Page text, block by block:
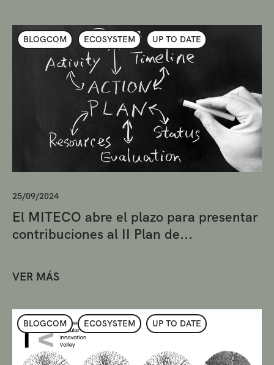
BLOGCOM ECOSYSTEM UP TO DATE
25/09/2024
El MITECO abre el plazo para presentar
contribuciones al II Plan de...
VER MÁS
BLOGCOM ECOSYSTEM UP TO DATE